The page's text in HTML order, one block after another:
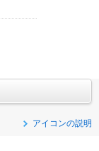
アイコンの説明